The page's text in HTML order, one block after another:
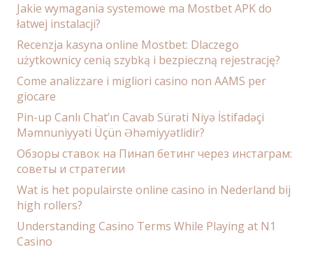
Jakie wymagania systemowe ma Mostbet APK do
łatwej instalacji?
Recenzja kasyna online Mostbet: Dlaczego
użytkownicy cenią szybką i bezpieczną rejestrację?
Come analizzare i migliori casino non AAMS per
giocare
Pin-up Canlı Chat’ın Cavab Sürəti Niyə İstifadəçi
Məmnuniyyəti Üçün Əhəmiyyətlidir?
Обзоры ставок на Пинап бетинг через инстаграм:
советы и стратегии
Wat is het populairste online casino in Nederland bij
high rollers?
Understanding Casino Terms While Playing at N1
Casino